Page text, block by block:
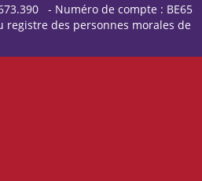
- Numéro de compte : BE65
registre des personnes morales de